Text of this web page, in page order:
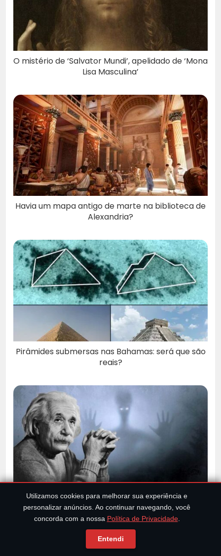
O mistério de ‘Salvator Mundi’, apelidado de ‘Mona
Lisa Masculina’
Havia um mapa antigo de marte na biblioteca de
Alexandria?
Pirâmides submersas nas Bahamas: será que são
reais?
Áudios vazados mostram que Albert Einstein
investigou o OVNI de Roswell
Utilizamos cookies para melhorar sua experiência e
personalizar anúncios. Ao continuar navegando, você
concorda com a nossa Política de Privacidade.
Entendi